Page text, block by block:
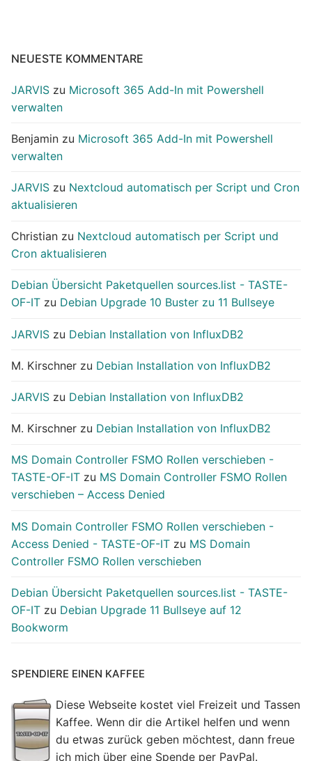
NEUESTE KOMMENTARE
JARVIS zu Microsoft 365 Add-In mit Powershell
verwalten
Benjamin zu Microsoft 365 Add-In mit Powershell
verwalten
JARVIS zu Nextcloud automatisch per Script und Cron
aktualisieren
Christian zu Nextcloud automatisch per Script und
Cron aktualisieren
Debian Übersicht Paketquellen sources.list - TASTE-
OF-IT zu Debian Upgrade 10 Buster zu 11 Bullseye
JARVIS zu Debian Installation von InfluxDB2
M. Kirschner zu Debian Installation von InfluxDB2
JARVIS zu Debian Installation von InfluxDB2
M. Kirschner zu Debian Installation von InfluxDB2
MS Domain Controller FSMO Rollen verschieben -
TASTE-OF-IT zu MS Domain Controller FSMO Rollen
verschieben – Access Denied
MS Domain Controller FSMO Rollen verschieben -
Access Denied - TASTE-OF-IT zu MS Domain
Controller FSMO Rollen verschieben
Debian Übersicht Paketquellen sources.list - TASTE-
OF-IT zu Debian Upgrade 11 Bullseye auf 12
Bookworm
SPENDIERE EINEN KAFFEE
Diese Webseite kostet viel Freizeit und Tassen
Kaffee. Wenn dir die Artikel helfen und wenn
du etwas zurück geben möchtest, dann freue
ich mich über eine Spende per PayPal.